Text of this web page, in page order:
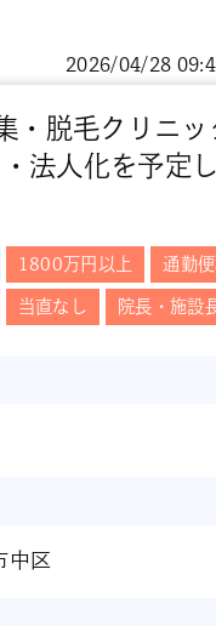
・脱毛クリニッ
法人化を予定
2026/04/28
1800万円以上 通勤便
当直なし 院長・施設
中区